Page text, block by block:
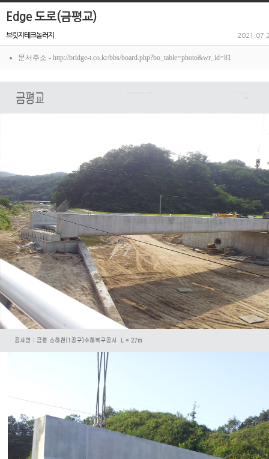
Edge 도로(금평교)
브릿지테크놀러지
문서주소 - http://bridge-t.co.kr/bbs/board.php?bo_table=photo&wr_id=81